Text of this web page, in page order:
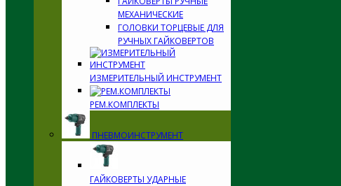
МЕХАНИЧЕСКИЕ
ГОЛОВКИ ТОРЦЕВЫЕ ДЛЯ
РУЧНЫХ ГАЙКОВЕРТОВ
ИЗМЕРИТЕЛЬНЫЙ ИНСТРУМЕНТ
РЕМ.КОМПЛЕКТЫ
ПНЕВМОИНСТРУМЕНТ
ГАЙКОВЕРТЫ УДАРНЫЕ